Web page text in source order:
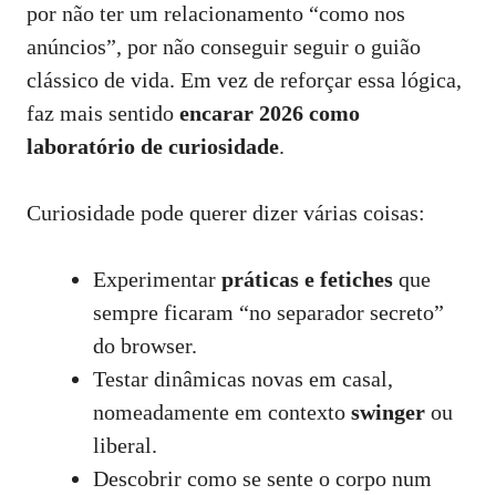
por não ter um relacionamento “como nos
anúncios”, por não conseguir seguir o guião
clássico de vida. Em vez de reforçar essa lógica,
faz mais sentido encarar 2026 como
laboratório de curiosidade.
Curiosidade pode querer dizer várias coisas:
Experimentar práticas e fetiches que
sempre ficaram “no separador secreto”
do browser.
Testar dinâmicas novas em casal,
nomeadamente em contexto swinger ou
liberal.
Descobrir como se sente o corpo num